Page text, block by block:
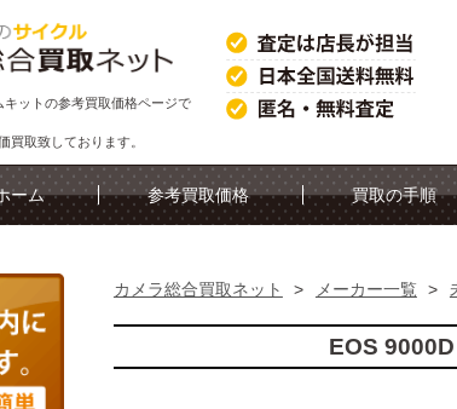
ットの参考買取価格ページで
買取致しております。
ーム 参考買取価格 買取の手順
カメラ総合買取ネット > メーカー一覧 >
EOS